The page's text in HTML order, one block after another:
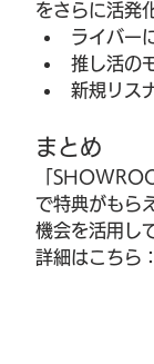
をさらに活発
ライバー
推し活の
新規リス
まとめ
「
で特典がもら
機会を活用し
詳細はこちら：